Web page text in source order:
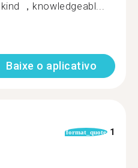
，knowledgeabl...
Baixe o aplicativo
format_quote 1